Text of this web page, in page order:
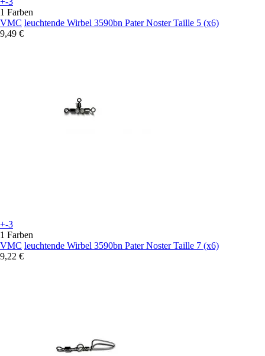
1 Farben
VMC leuchtende Wirbel 3590bn Pater Noster Taille 5 (x6)
9,49 €
+-3
1 Farben
VMC leuchtende Wirbel 3590bn Pater Noster Taille 7 (x6)
9,22 €